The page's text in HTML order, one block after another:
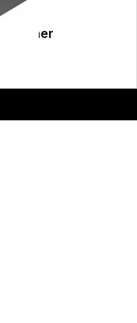
3 - Portable Air Conditioner
rights reserved.